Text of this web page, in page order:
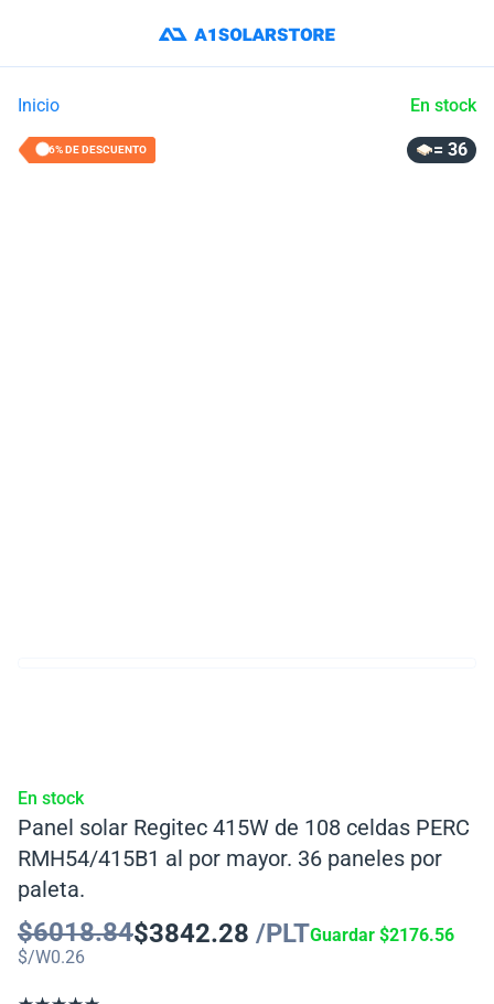
Inicio En stock
36% DE DESCUENTO = 36
En stock
Panel solar Regitec 415W de 108 celdas PERC
RMH54/415B1 al por mayor. 36 paneles por
paleta.
$6018.84$3842.28 /PLTGuardar $2176.56
$/W0.26